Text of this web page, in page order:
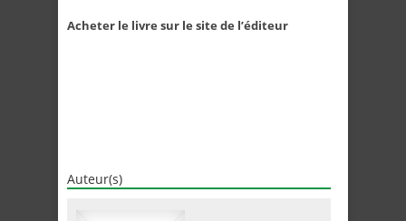
Acheter le livre sur le site de l’éditeur
Auteur(s)